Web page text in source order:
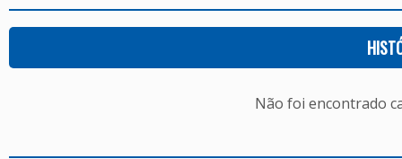
Não foi encontrado